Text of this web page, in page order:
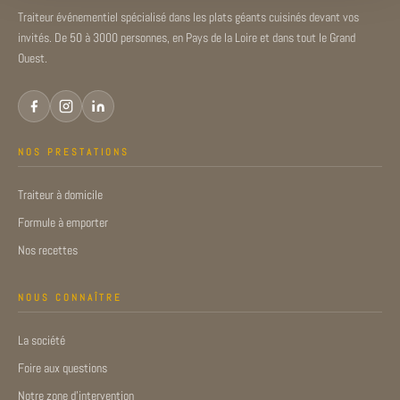
Traiteur événementiel spécialisé dans les plats géants cuisinés devant vos
invités. De 50 à 3000 personnes, en Pays de la Loire et dans tout le Grand
Ouest.
NOS PRESTATIONS
Traiteur à domicile
Formule à emporter
Nos recettes
NOUS CONNAÎTRE
La société
Foire aux questions
Notre zone d’intervention